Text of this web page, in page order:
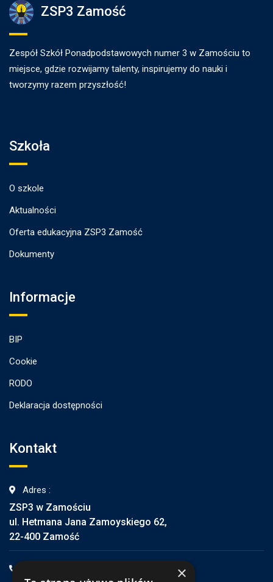
ZSP3 Zamość
Zespół Szkół Ponadpodstawowych numer 3 w Zamościu to
miejsce, gdzie rozwijamy talenty, inspirujemy do nauki i
tworzymy razem przyszłość!
Szkoła
O szkole
Aktualności
Oferta edukacyjna ZSP3 Zamość
Dokumenty
Informacje
BIP
Cookie
RODO
Deklaracja dostępności
Kontakt
Adres :
ZSP3 w Zamościu
ul. Hetmana Jana Zamoyskiego 62,
22-400 Zamość
×